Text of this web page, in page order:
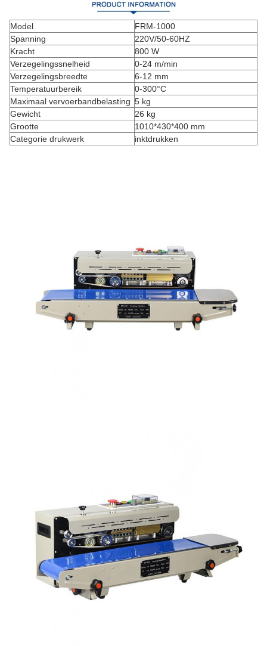
Model
FRM-1000
Spanning
220V/50-60HZ
Kracht
800 W
Verzegelingssnelheid
0-24 m/min
Verzegelingsbreedte
6-12 mm
Temperatuurbereik
0-300°C
Maximaal vervoerbandbelasting 5 kg
Gewicht
26 kg
Grootte
1010*430*400 mm
Categorie drukwerk
inktdrukken